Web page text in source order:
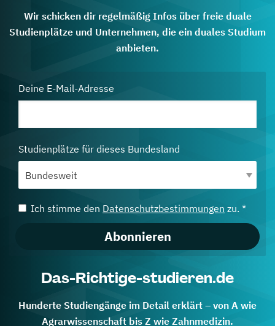
Wir schicken dir regelmäßig Infos über freie duale
Studienplätze und Unternehmen, die ein duales Studium
anbieten.
Deine E-Mail-Adresse
Studienplätze für dieses Bundesland
Ich stimme den Datenschutzbestimmungen zu. *
Abonnieren
Das-Richtige-studieren.de
Hunderte Studiengänge im Detail erklärt – von A wie
Agrarwissenschaft bis Z wie Zahnmedizin.